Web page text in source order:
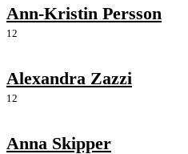
Ann-Kristin Persson
12
Alexandra Zazzi
12
Anna Skipper